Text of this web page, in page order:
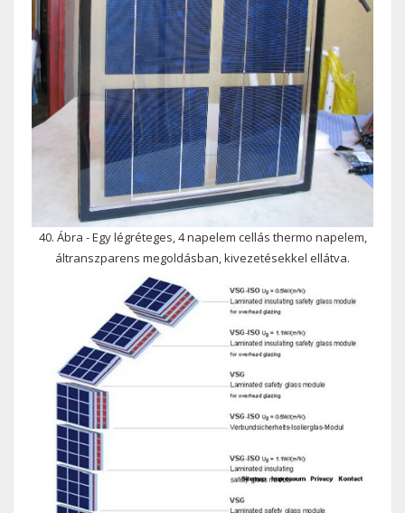
40. Ábra - Egy légréteges, 4 napelem cellás thermo napelem,
áltranszparens megoldásban, kivezetésekkel ellátva.